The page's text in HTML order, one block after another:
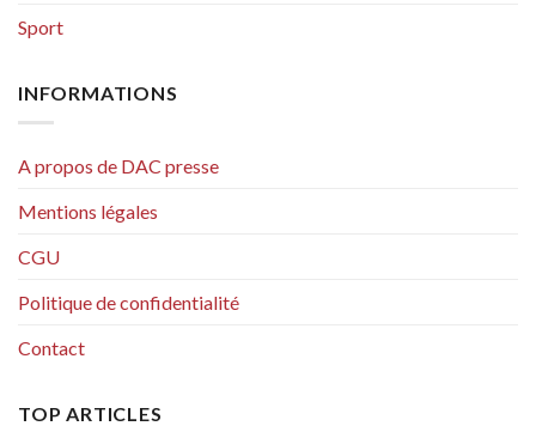
Sport
INFORMATIONS
A propos de DAC presse
Mentions légales
CGU
Politique de confidentialité
Contact
TOP ARTICLES